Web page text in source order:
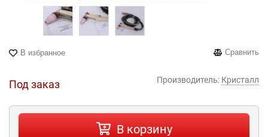
В избранное Сравнить
Под заказ Производитель: Кристалл
В корзину